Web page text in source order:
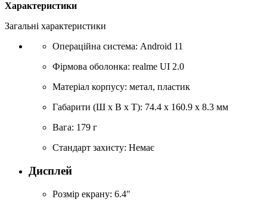
Характеристики
Загальні характеристики
Операційна система: Android 11
Фірмова оболонка: realme UI 2.0
Матеріал корпусу: метал, пластик
Габарити (Ш х В х Т): 74.4 х 160.9 х 8.3 мм
Вага: 179 г
Стандарт захисту: Немає
Дисплей
Розмір екрану: 6.4"